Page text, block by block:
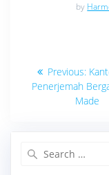
by
Navigasi
pos
Previous:
post:
Penerjemah
Made